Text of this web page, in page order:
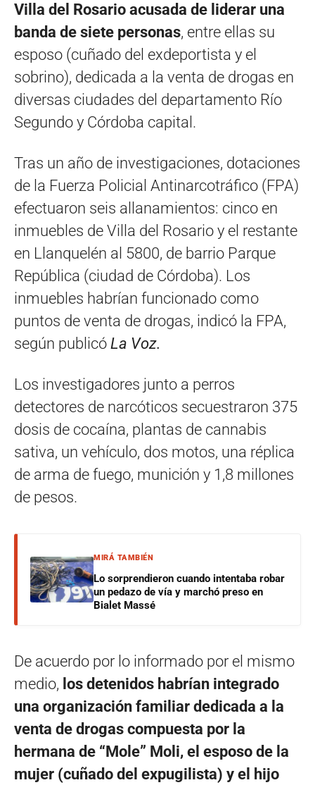
Villa del Rosario acusada de liderar una
banda de siete personas, entre ellas su
esposo (cuñado del exdeportista y el
sobrino), dedicada a la venta de drogas en
diversas ciudades del departamento Río
Segundo y Córdoba capital.
Tras un año de investigaciones, dotaciones
de la Fuerza Policial Antinarcotráfico (FPA)
efectuaron seis allanamientos: cinco en
inmuebles de Villa del Rosario y el restante
en Llanquelén al 5800, de barrio Parque
República (ciudad de Córdoba). Los
inmuebles habrían funcionado como
puntos de venta de drogas, indicó la FPA,
según publicó La Voz.
Los investigadores junto a perros
detectores de narcóticos secuestraron 375
dosis de cocaína, plantas de cannabis
sativa, un vehículo, dos motos, una réplica
de arma de fuego, munición y 1,8 millones
de pesos.
MIRÁ TAMBIÉN
Lo sorprendieron cuando intentaba robar
un pedazo de vía y marchó preso en
Bialet Massé
De acuerdo por lo informado por el mismo
medio, los detenidos habrían integrado
una organización familiar dedicada a la
venta de drogas compuesta por la
hermana de “Mole” Moli, el esposo de la
mujer (cuñado del expugilista) y el hijo